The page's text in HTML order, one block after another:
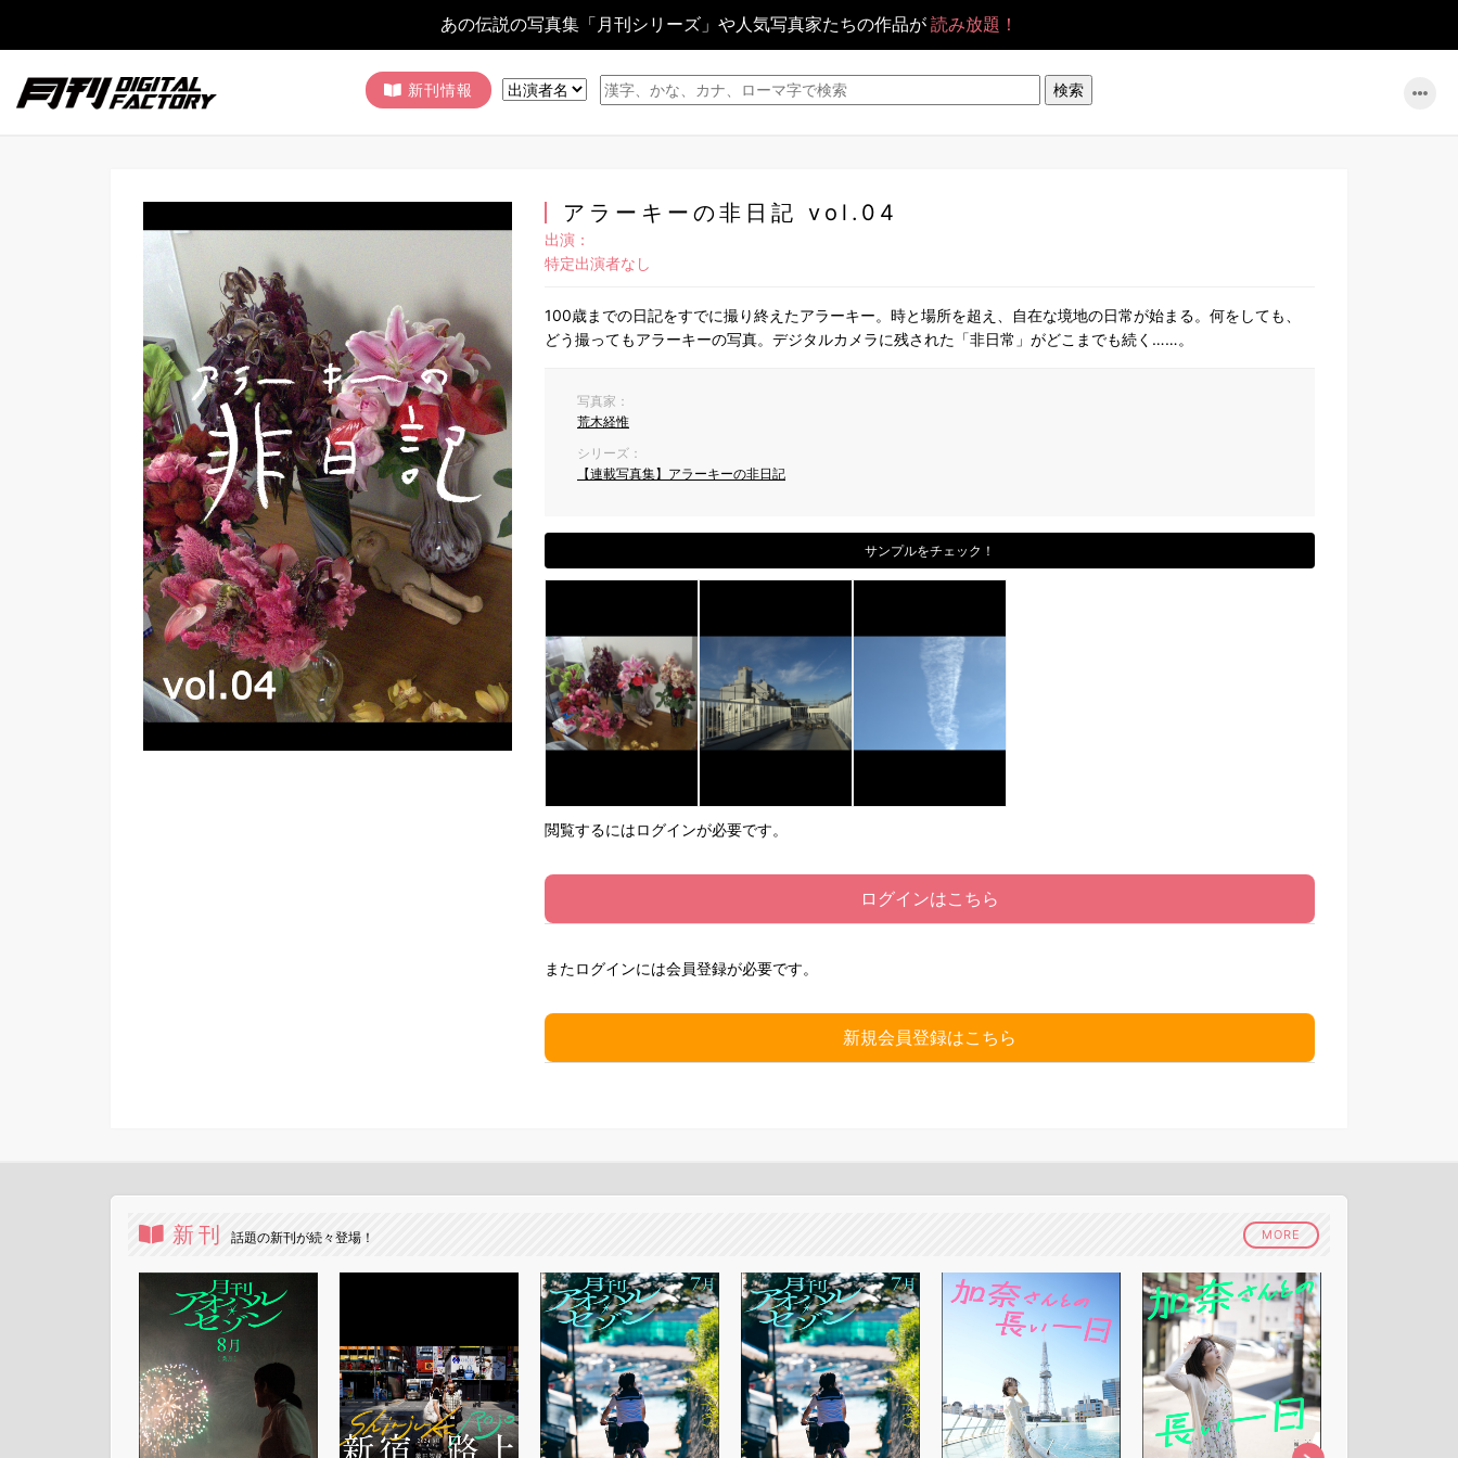
あの伝説の写真集「月刊シリーズ」や人気写真家たちの作品が 読み放題！
新刊情報
アラーキーの非日記 vol.04
出演：
特定出演者なし
100歳までの日記をすでに撮り終えたアラーキー。時と場所を超え、自在な境地の日常が始まる。何をしても、
どう撮ってもアラーキーの写真。デジタルカメラに残された「非日常」がどこまでも続く……。
写真家：
荒木経惟
シリーズ：
【連載写真集】アラーキーの非日記
サンプルをチェック！
閲覧するにはログインが必要です。
ログインはこちら
またログインには会員登録が必要です。
新規会員登録はこちら
新刊 話題の新刊が続々登場！ MORE